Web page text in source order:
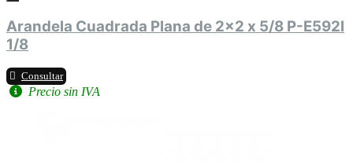
Arandela Cuadrada Plana de 2x2 x 5/8 P-E592l
1/8
Consultar
Precio sin IVA